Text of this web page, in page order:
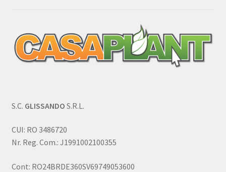
S.C. GLISSANDO S.R.L.
CUI: RO 3486720
Nr. Reg. Com.: J1991002100355
Cont: RO24BRDE360SV69749053600